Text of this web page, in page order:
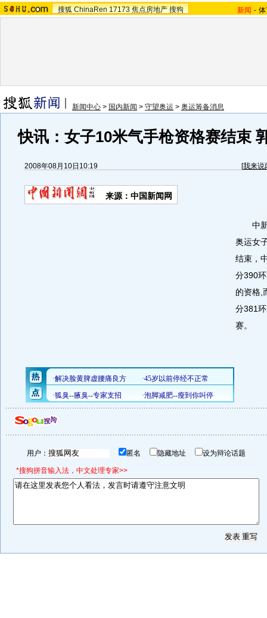
搜狐 ChinaRen 17173 焦点房地产 搜狗 新闻 -
新闻中心 > 国内新闻 > 守望奥运 > 奥运筹备消息
快讯：女子10米气手枪资格赛结束
2008年08月10日10:19 [我来说
来源：中国新闻网
中新
奥运女
结束，
分390
的资格,
分381
赛。
用户： 匿名 隐藏地址 设为辩论话题
*搜狗拼音输入法，中文处理专家>>